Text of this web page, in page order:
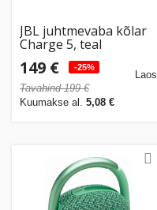
JBL juhtmevaba kõlar
Charge 5, teal
149 € -25%
Tavahind 199 €
Kuumakse al. 5,08 €
Laos